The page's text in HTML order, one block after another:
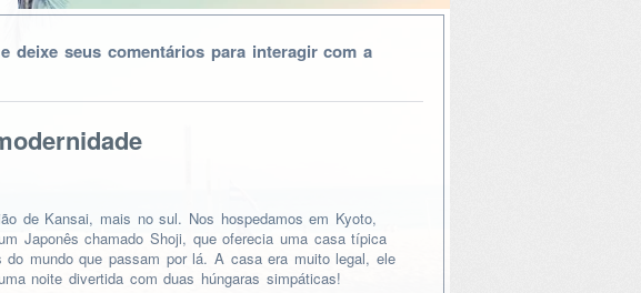
deixe seus comentários para interagir com a
de Kansai, mais no sul. Nos hospedamos em Kyoto,
Japonês chamado Shoji, que oferecia uma casa típica
do mundo que passam por lá. A casa era muito legal, ele
noite divertida com duas húngaras simpáticas!